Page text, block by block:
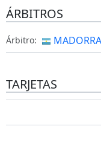
ÁRBITROS
Árbitro:
TARJETAS